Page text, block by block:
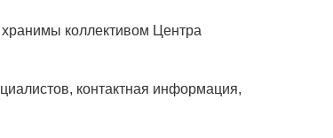
коллективом Центра
контактная информация,